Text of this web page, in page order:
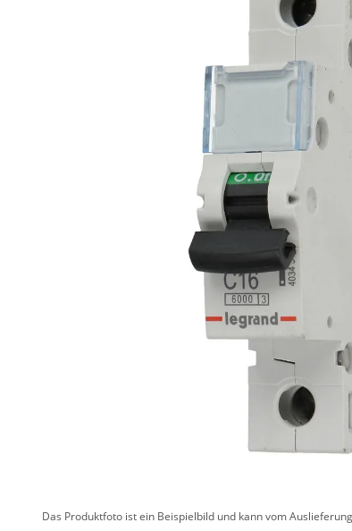
Das Produktfoto ist ein Beispielbild und kann vom